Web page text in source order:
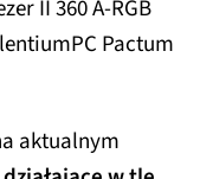
II 360 A-RGB
Pactum
aktualnym